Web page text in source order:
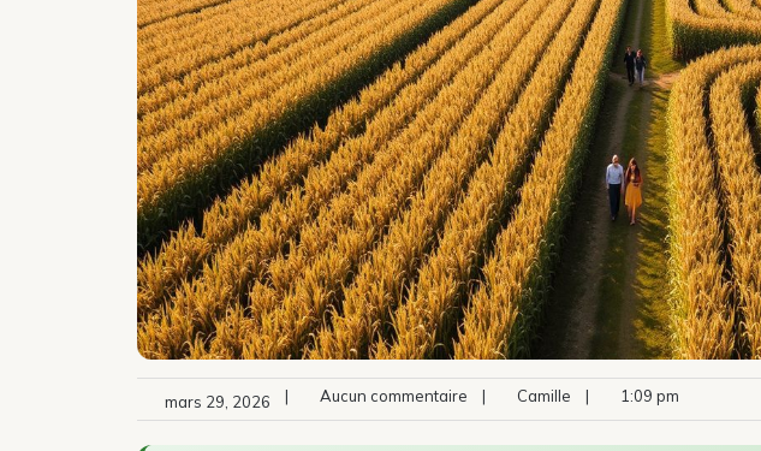
mars 29, 2026 | Aucun commentaire | Camille | 1:09 pm